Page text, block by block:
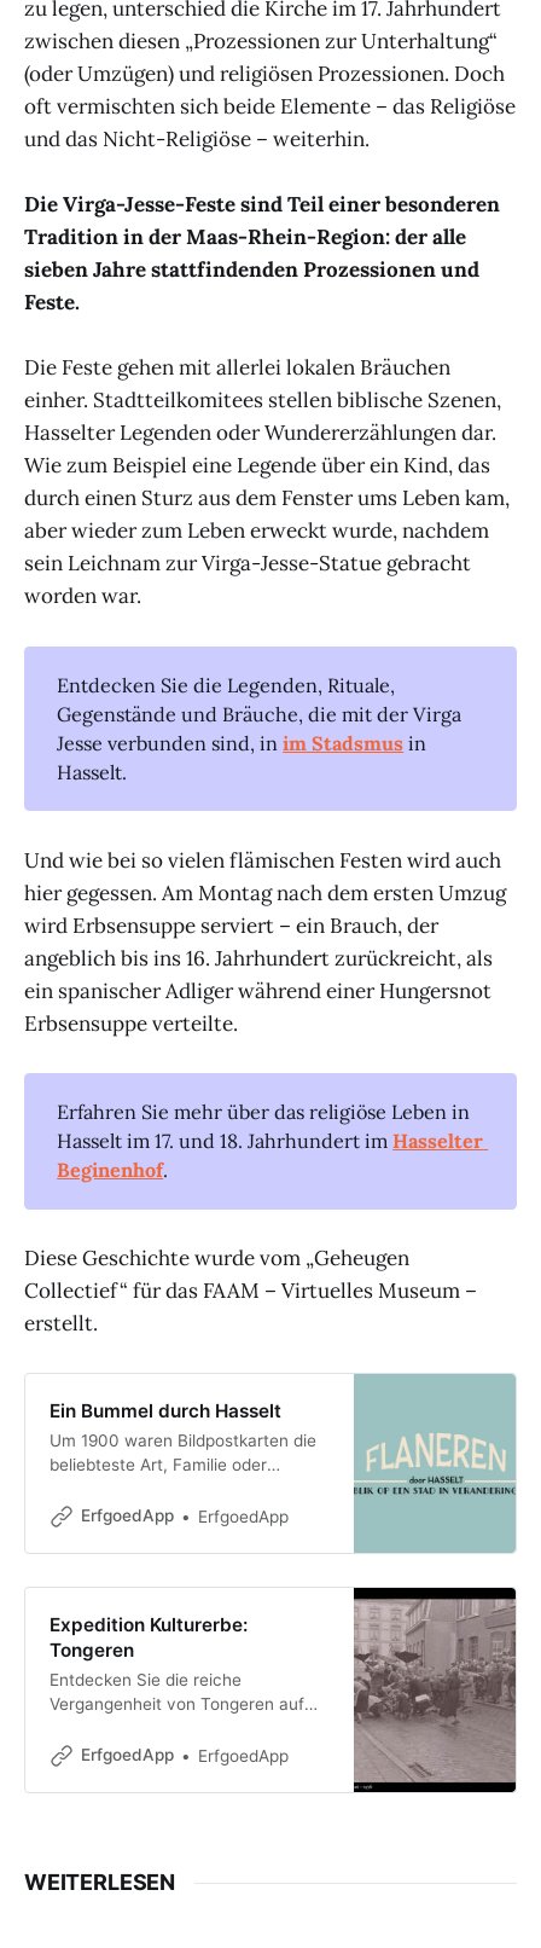
zu legen, unterschied die Kirche im 17. Jahrhundert
zwischen diesen „Prozessionen zur Unterhaltung“
(oder Umzügen) und religiösen Prozessionen. Doch
oft vermischten sich beide Elemente – das Religiöse
und das Nicht-Religiöse – weiterhin.
Die Virga-Jesse-Feste sind Teil einer besonderen
Tradition in der Maas-Rhein-Region: der alle
sieben Jahre stattfindenden Prozessionen und
Feste.
Die Feste gehen mit allerlei lokalen Bräuchen
einher. Stadtteilkomitees stellen biblische Szenen,
Hasselter Legenden oder Wundererzählungen dar.
Wie zum Beispiel eine Legende über ein Kind, das
durch einen Sturz aus dem Fenster ums Leben kam,
aber wieder zum Leben erweckt wurde, nachdem
sein Leichnam zur Virga-Jesse-Statue gebracht
worden war.
Entdecken Sie die Legenden, Rituale,
Gegenstände und Bräuche, die mit der Virga
Jesse verbunden sind, inim Stadsmus in
Hasselt.
Und wie bei so vielen flämischen Festen wird auch
hier gegessen. Am Montag nach dem ersten Umzug
wird Erbsensuppe serviert – ein Brauch, der
angeblich bis ins 16. Jahrhundert zurückreicht, als
ein spanischer Adliger während einer Hungersnot
Erbsensuppe verteilte.
Erfahren Sie mehr über das religiöse Leben in
Hasselt im 17. und 18. Jahrhundert imHasselter
Beginenhof.
Diese Geschichte wurde vom „Geheugen
Collectief“ für das FAAM – Virtuelles Museum –
erstellt.
Ein Bummel durch Hasselt
Um 1900 waren Bildpostkarten die
beliebteste Art, Familie oder
gerade aufhielt und wie es einem
macht
ErfgoedApp ErfgoedApp
Expedition Kulturerbe:
Tongeren
Entdecken Sie die reiche
Vergangenheit von Tongeren auf
Weise! Bei diesem interaktiven
ErfgoedApp ErfgoedApp
WEITERLESEN